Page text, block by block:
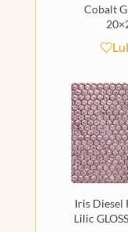
Cobalt
Iris Diesel
Lilic